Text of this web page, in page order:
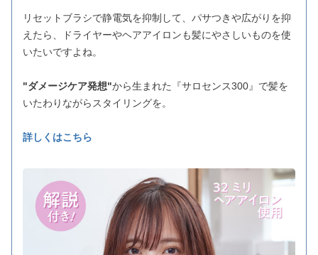
リセットブラシで静電気を抑制して、パサつきや広がりを抑
えたら、ドライヤーやヘアアイロンも髪にやさしいものを使
いたいですよね。
"ダメージケア発想"から生まれた『サロセンス300』で髪を
いたわりながらスタイリングを。
詳しくはこちら